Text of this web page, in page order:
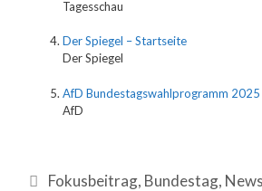
Tagesschau
Der Spiegel – Startseite
Der Spiegel
AfD Bundestagswahlprogramm 2025
AfD
Fokusbeitrag, Bundestag,